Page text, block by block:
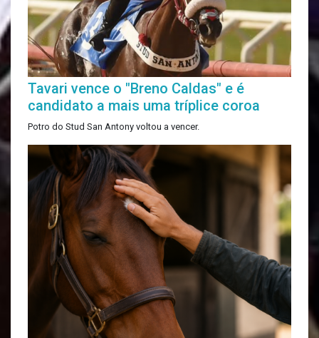
Tavari vence o "Breno Caldas" e é
candidato a mais uma tríplice coroa
Potro do Stud San Antony voltou a vencer.